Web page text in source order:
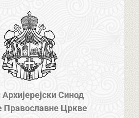
Синод
Православне Цркве